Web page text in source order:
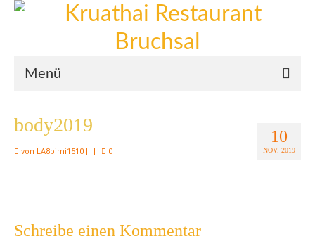
Menü
10
NOV. 2019
body2019
von LA8pimi1510 | | 0
Schreibe einen Kommentar